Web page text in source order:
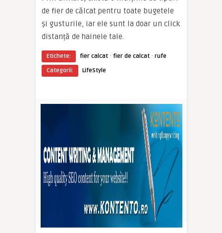
de fier de călcat pentru toate bugetele
și gusturile, iar ele sunt la doar un click
distanță de hainele tale.
Etichete: fier calcat · fier de calcat · rufe
Categorii:
LifeStyle